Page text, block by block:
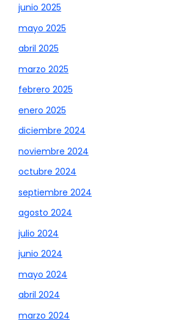
junio 2025
mayo 2025
abril 2025
marzo 2025
febrero 2025
enero 2025
diciembre 2024
noviembre 2024
octubre 2024
septiembre 2024
agosto 2024
julio 2024
junio 2024
mayo 2024
abril 2024
marzo 2024